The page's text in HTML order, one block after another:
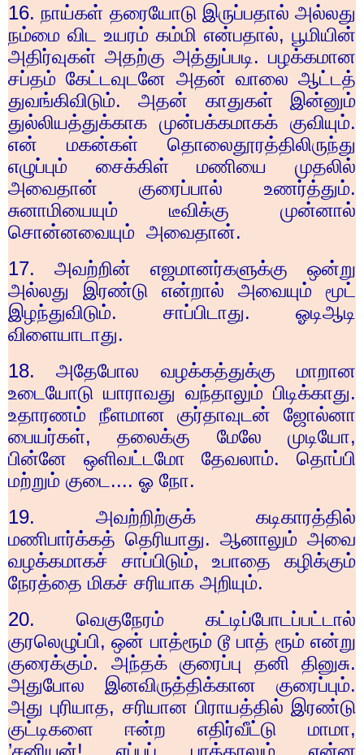
16. நாய்கள் தரையோடு இருப்பதால் அல்லது
நம்மை விட உயரம் கம்மி என்பதால், பூமியின்
அதிர்வுகள் அதற்கு அத்துப்படி. பழக்கமான
சப்தம் கேட்டவுடனே அதன் வாலை ஆட்டத்
துவங்கிவிடும். அதன் காதுகள் இன்னும்
துல்லியத்துக்காக முன்பக்கமாகக் குவியும்.
என் மகன்கள் தொலைதூரத்திலிருந்து
எழுப்பும் சைக்கிள் மணியை முதலில்
அவைதான் குரைப்பால் உணர்த்தும்.
சுனாமியையும் டீவிக்கு முன்னால்
சொன்னவையும் அவைதான்.
17. அவற்றின் எஜமானர்களுக்கு ஒன்று
அல்லது இரண்டு என்றால் அவையும் மூட்
இழந்துவிடும். சாப்பிடாது. ஓடிஆடி
விளையாடாது.
18.அதேபோல வழக்கத்துக்கு மாறான
உடையோடு யாராவது வந்தாலும் பிடிக்காது.
உதாரணம் நீளமான குர்தாவுடன் ஜோல்னா
பையர்கள்,தலைக்கு மேலே முடியோ,
பின்னே ஒளிவட்டமோ தேவலாம். தொப்பி
மற்றும் குடை.... ஓ நோ.
19. அவற்றிற்குக் கடிகாரத்தில்
மணிபார்க்கத் தெரியாது. ஆனாலும் அவை
வழக்கமாகச் சாப்பிடும்,உபாதை கழிக்கும்
நேரத்தை மிகச் சரியாக அறியும்.
20. வெகுநேரம் கட்டிப்போடப்பட்டால்
குரலெழுப்பி,ஒன் பாத்ரூம் டூ பாத் ரூம் என்று
குரைக்கும். அந்தக் குரைப்பு தனி தினுசு.
அதுபோல இனவிருத்திக்கான குரைப்பும்.
அது புரியாத, சரியான பிராயத்தில் இரண்டு
குட்டிகளை ஈன்ற எதிர்வீட்டு மாமா,
’சனியன்! எப்பப் பாத்தாலும் என்ன